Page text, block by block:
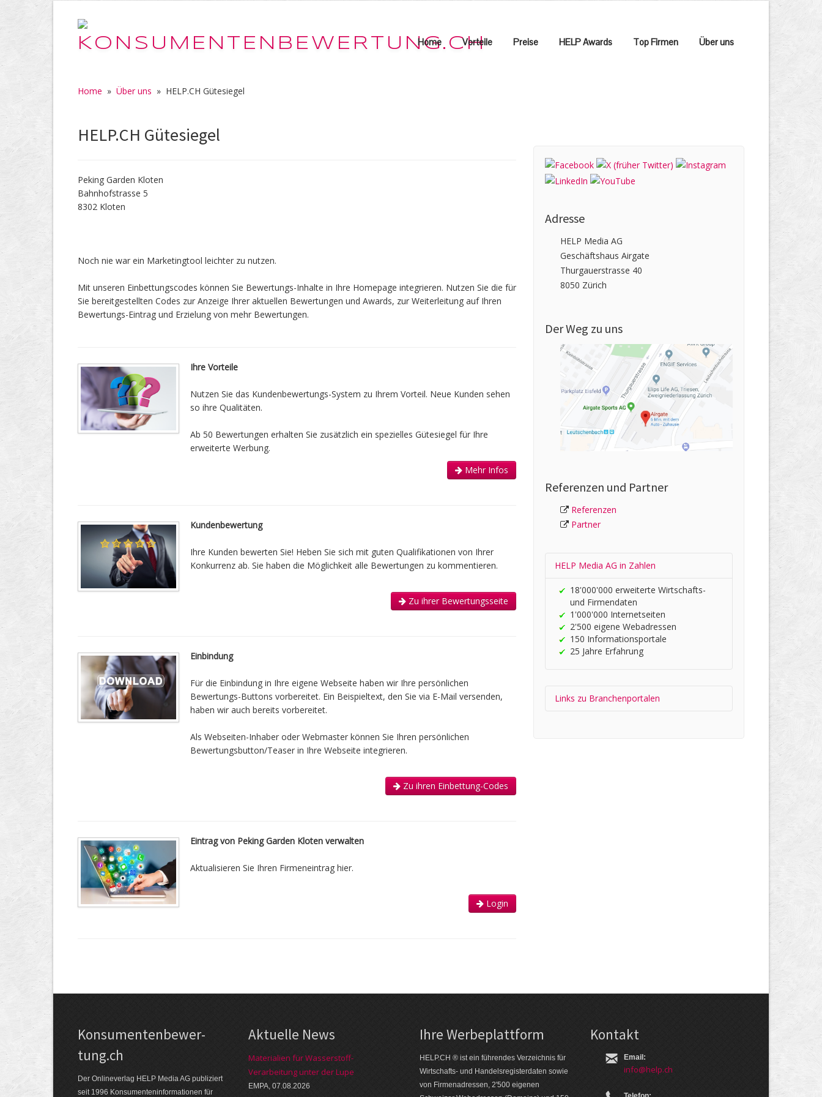
Home Vorteile Preise HELP Awards Top Firmen Über uns
Home » Über uns » HELP.CH Gütesiegel
HELP.CH Gütesiegel
Peking Garden Kloten
Bahnhofstrasse 5
8302 Kloten
Noch nie war ein Marketingtool leichter zu nutzen.
Mit unseren Einbettungscodes können Sie Bewertungs-Inhalte in Ihre Homepage integrieren. Nutzen Sie die für
Sie bereitgestellten Codes zur Anzeige Ihrer aktuellen Bewertungen und Awards, zur Weiterleitung auf Ihren
Bewertungs-Eintrag und Erzielung von mehr Bewertungen.
Ihre Vorteile
Nutzen Sie das Kundenbewertungs-System zu Ihrem Vorteil. Neue Kunden sehen
so ihre Qualitäten.
Ab 50 Bewertungen erhalten Sie zusätzlich ein spezielles Gütesiegel für Ihre
erweiterte Werbung.
Mehr Infos
Kundenbewertung
Ihre Kunden bewerten Sie! Heben Sie sich mit guten Qualifikationen von Ihrer
Konkurrenz ab. Sie haben die Möglichkeit alle Bewertungen zu kommentieren.
Zu ihrer Bewertungsseite
Einbindung
Für die Einbindung in Ihre eigene Webseite haben wir Ihre persönlichen
Bewertungs-Buttons vorbereitet. Ein Beispieltext, den Sie via E-Mail versenden,
haben wir auch bereits vorbereitet.
Als Webseiten-Inhaber oder Webmaster können Sie Ihren persönlichen
Bewertungsbutton/Teaser in Ihre Webseite integrieren.
Zu ihren Einbettung-Codes
Eintrag von Peking Garden Kloten verwalten
Aktualisieren Sie Ihren Firmeneintrag hier.
Login
Adresse
HELP Media AG
Geschäftshaus Airgate
Thurgauerstrasse 40
8050 Zürich
Der Weg zu uns
Referenzen und Partner
Referenzen
Partner
HELP Media AG in Zahlen
18'000'000 er­wei­terte Wirt­schafts-
und Firmen­daten
1'000'000 Internet­seiten
2'500 eigene Web­adres­sen
150 In­for­ma­tions­portale
25 Jahre Er­fah­rung
Links zu Branchen­portalen
Kon­su­menten­be­wer­
tung.ch
Der Online­verlag HELP Media AG publi­ziert
seit 1996 Kon­su­menten­infor­mationen für
Aktuelle News
Materialien für Wasserstoff-
Verarbeitung unter der Lupe
EMPA, 07.08.2026
Ihre Werbe­platt­form
HELP.CH ® ist ein führendes Ver­zeich­nis für
Wirt­schafts- und Handels­register­daten so­wie
von Firmen­adressen, 2'500 eige­nen
Kontakt
Email:
info@help.ch